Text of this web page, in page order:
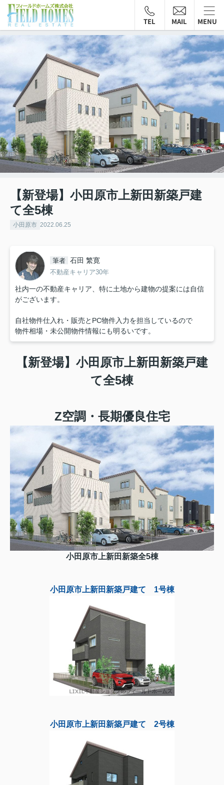
TEL MAIL MENU
【新登場】小田原市上新田新築戸建
て全5棟
小田原市 2022.06.25
筆者 石田 繁寛
不動産キャリア30年
社内一の不動産キャリア、特に土地から建物の提案には自信
がございます。
自社物件仕入れ・販売とPC物件入力を担当しているので
物件相場・未公開物件情報にも明るいです。
【新登場】小田原市上新田新築戸建
て全5棟
Z空調・長期優良住宅
小田原市上新田新築全5棟
小田原市上新田新築戸建て 1号棟
小田原市上新田新築戸建て 2号棟